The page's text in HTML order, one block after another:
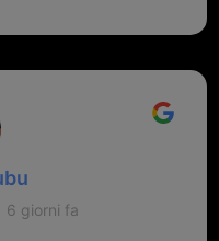
il prorietario il signor
6 giorni fa